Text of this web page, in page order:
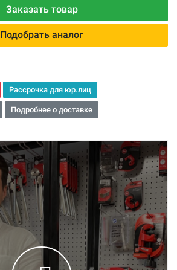
Заказать товар
Подобрать аналог
Рассрочка для юр.лиц
Подробнее о доставке